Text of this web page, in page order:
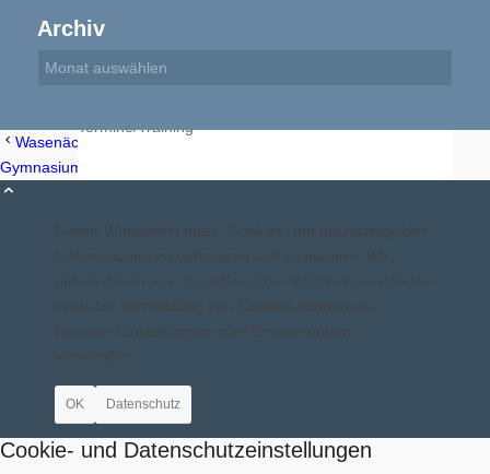
Termine/Training
Aktuelles
Geschichte
Archiv
Wasenäckerhalle-Oberjesingen
Gymnasium
Dieser Webauftritt nutzt "Cookies" um die Anzeige der
Informationen zu optimieren und zu steuern. Wir
gehen davon aus, dass Besucher damit einverstanden
sind. Zur Vermeidung von Cookies können sie
Browser-Einstellungen oder Erweiterungen
verwenden.
OK Datenschutz
Cookie- und Datenschutzeinstellungen